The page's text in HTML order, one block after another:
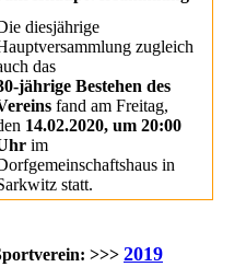
diesjährige
zugleich
das
jährige Bestehen des
fand am Freitag,
14.02.2020, um 20:00
im
in
statt.
>>> 2019